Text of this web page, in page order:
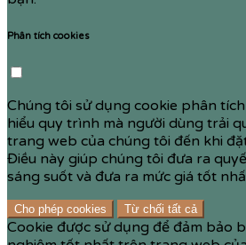
Phân tích cookies
Chúng tôi sử dụng cookie phân
hiểu quy trình mà người dùng trải
trang web của chúng tôi đến khi
Điều này giúp chúng tôi đưa ra
sáng suốt và đưa ra mức giá tốt
Cho phép cookies Từ chối tất cả
Cookie được sử dụng để đảm bảo